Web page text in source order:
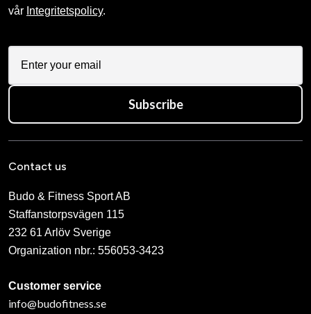
vår Integritetspolicy.
Subscribe
Contact us
Budo & Fitness Sport AB
Staffanstorpsvägen 115
232 61 Arlöv Sverige
Organization nbr.: 556053-3423
Customer service
info@budofitness.se